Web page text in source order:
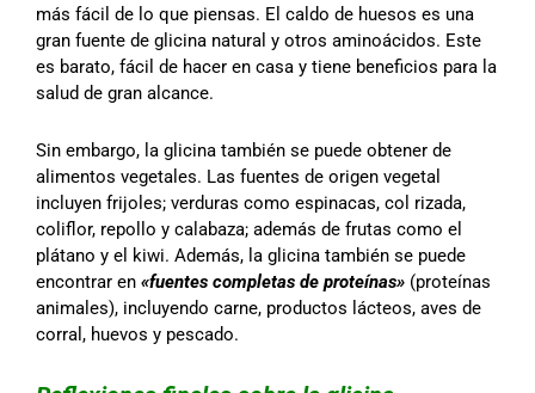
más fácil de lo que piensas. El caldo de huesos es una
gran fuente de glicina natural y otros aminoácidos. Este
es barato, fácil de hacer en casa y tiene beneficios para la
salud de gran alcance.
Sin embargo, la glicina también se puede obtener de
alimentos vegetales. Las fuentes de origen vegetal
incluyen frijoles; verduras como espinacas, col rizada,
coliflor, repollo y calabaza; además de frutas como el
plátano y el kiwi. Además, la glicina también se puede
encontrar en «fuentes completas de proteínas» (proteínas
animales), incluyendo carne, productos lácteos, aves de
corral, huevos y pescado.